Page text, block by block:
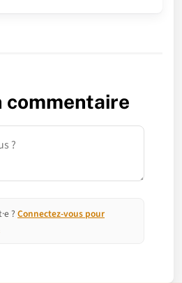
commentaire
? Connectez-vous pour